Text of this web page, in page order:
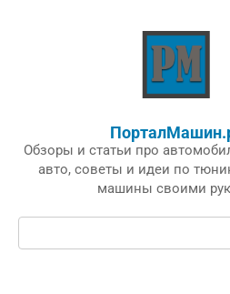
Обзоры и статьи про
авто, советы и идеи по
машины своими
Поиск: